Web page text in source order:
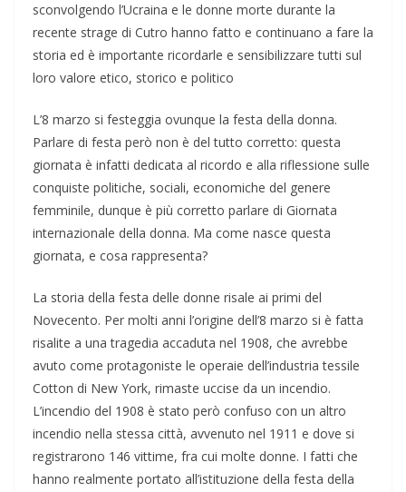
sconvolgendo l’Ucraina e le donne morte durante la
recente strage di Cutro hanno fatto e continuano a fare la
storia ed è importante ricordarle e sensibilizzare tutti sul
loro valore etico, storico e politico
L’8 marzo si festeggia ovunque la festa della donna.
Parlare di festa però non è del tutto corretto: questa
giornata è infatti dedicata al ricordo e alla riflessione sulle
conquiste politiche, sociali, economiche del genere
femminile, dunque è più corretto parlare di Giornata
internazionale della donna. Ma come nasce questa
giornata, e cosa rappresenta?
La storia della festa delle donne risale ai primi del
Novecento. Per molti anni l’origine dell’8 marzo si è fatta
risalite a una tragedia accaduta nel 1908, che avrebbe
avuto come protagoniste le operaie dell’industria tessile
Cotton di New York, rimaste uccise da un incendio.
L’incendio del 1908 è stato però confuso con un altro
incendio nella stessa città, avvenuto nel 1911 e dove si
registrarono 146 vittime, fra cui molte donne. I fatti che
hanno realmente portato all’istituzione della festa della